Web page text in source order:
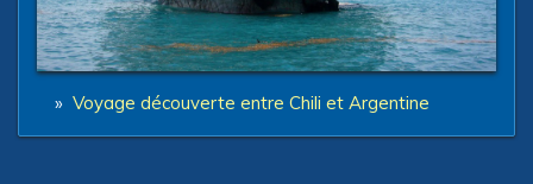
» Voyage découverte entre Chili et Argentine